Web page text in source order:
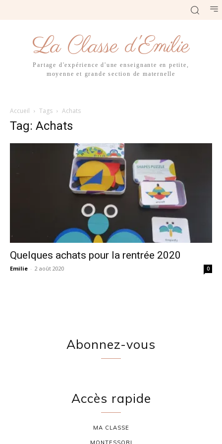
La Classe d'Emilie
Partage d'expérience d'une enseignante en petite,
moyenne et grande section de maternelle
Accueil Tags Achats
Tag: Achats
Quelques achats pour la rentrée 2020
Emilie - 2 août 2020 0
Abonnez-vous
Accès rapide
MA CLASSE